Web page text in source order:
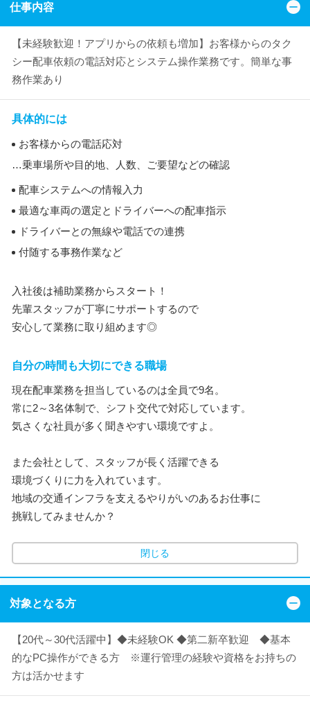
仕事内容
【未経験歓迎！アプリからの依頼も増加】お客様からのタク
シー配車依頼の電話対応とシステム操作業務です。簡単な事
務作業あり
具体的には
お客様からの電話応対
…乗車場所や目的地、人数、ご要望などの確認
配車システムへの情報入力
最適な車両の選定とドライバーへの配車指示
ドライバーとの無線や電話での連携
付随する事務作業など
入社後は補助業務からスタート！
先輩スタッフが丁寧にサポートするので
安心して業務に取り組めます◎
自分の時間も大切にできる職場
現在配車業務を担当しているのは全員で9名。
常に2～3名体制で、シフト交代で対応しています。
気さくな社員が多く聞きやすい環境ですよ。
また会社として、スタッフが長く活躍できる
環境づくりに力を入れています。
地域の交通インフラを支えるやりがいのあるお仕事に
挑戦してみませんか？
閉じる
対象となる方
【20代～30代活躍中】◆未経験OK ◆第二新卒歓迎 ◆基本
的なPC操作ができる方 ※運行管理の経験や資格をお持ちの
方は活かせます